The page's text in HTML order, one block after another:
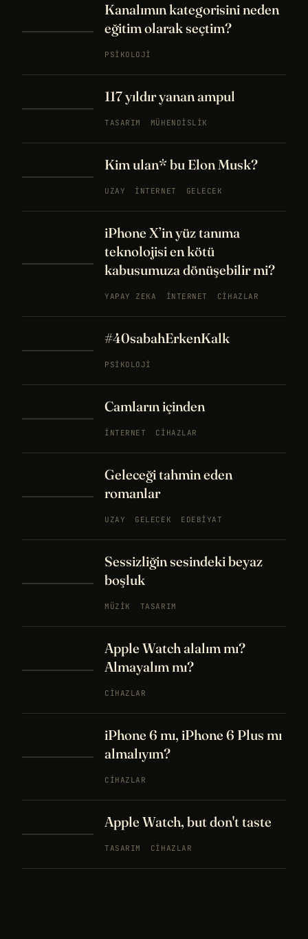
Kanalımın kategorisini neden
eğitim olarak seçtim?
PSIKOLOJI
117 yıldır yanan ampul
TASARIM MÜHENDISLIK
Kim ulan* bu Elon Musk?
UZAY İNTERNET GELECEK
iPhone X’in yüz tanıma
teknolojisi en kötü
kabusumuza dönüşebilir mi?
YAPAY ZEKA İNTERNET CIHAZLAR
#40sabahErkenKalk
PSIKOLOJI
Camların içinden
İNTERNET CIHAZLAR
Geleceği tahmin eden
romanlar
UZAY GELECEK EDEBIYAT
Sessizliğin sesindeki beyaz
boşluk
MÜZIK TASARIM
Apple Watch alalım mı?
Almayalım mı?
CIHAZLAR
iPhone 6 mı, iPhone 6 Plus mı
almalıyım?
CIHAZLAR
Apple Watch, but don't taste
TASARIM CIHAZLAR